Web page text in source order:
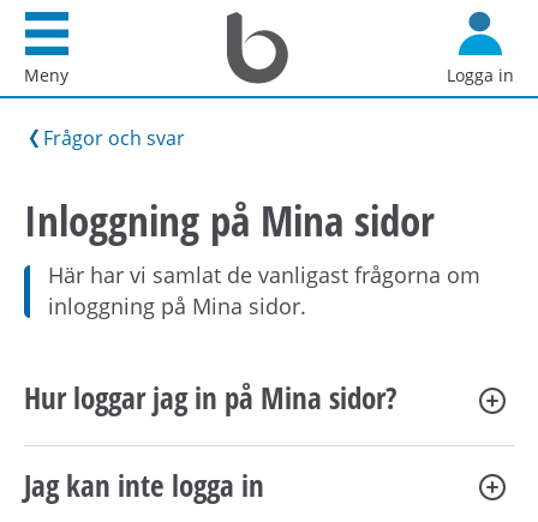
d
k
t
i
n
Meny
Startsida
Bostadsförmedlingen
i
Logga in
Frågor och svar
Inloggning på Mina sidor
Här har vi samlat de vanligast frågorna om
inloggning på Mina sidor.
Hur loggar jag in på Mina sidor?
Jag kan inte logga in